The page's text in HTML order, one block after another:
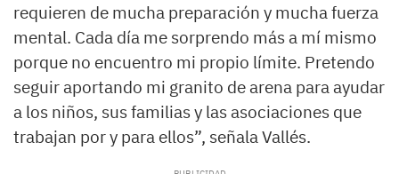
requieren de mucha preparación y mucha fuerza
mental. Cada día me sorprendo más a mí mismo
porque no encuentro mi propio límite. Pretendo
seguir aportando mi granito de arena para ayudar
a los niños, sus familias y las asociaciones que
trabajan por y para ellos”, señala Vallés.